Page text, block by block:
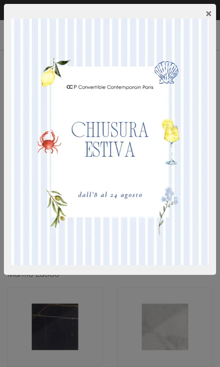
IT×
TAVOLI DA PRANZO IN MARMO
RETTANGOLARI
Marmo Lucido